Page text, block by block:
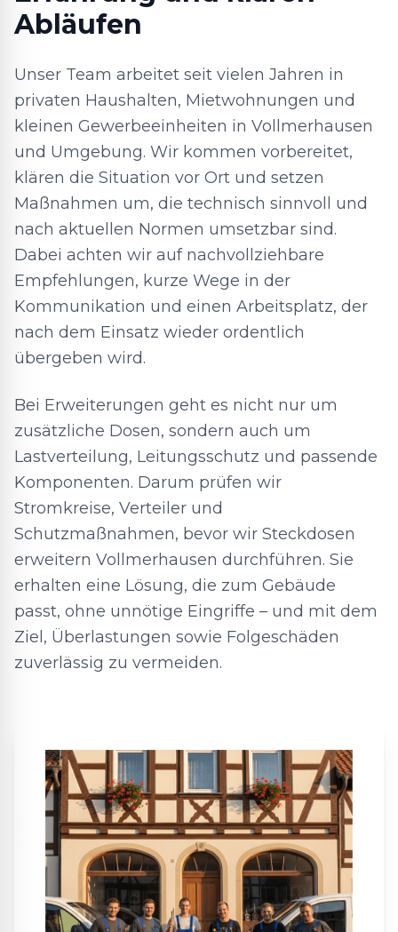
Abläufen
Unser Team arbeitet seit vielen Jahren in
privaten Haushalten, Mietwohnungen und
kleinen Gewerbeeinheiten in Vollmerhausen
und Umgebung. Wir kommen vorbereitet,
klären die Situation vor Ort und setzen
Maßnahmen um, die technisch sinnvoll und
nach aktuellen Normen umsetzbar sind.
Dabei achten wir auf nachvollziehbare
Empfehlungen, kurze Wege in der
Kommunikation und einen Arbeitsplatz, der
nach dem Einsatz wieder ordentlich
übergeben wird.
Bei Erweiterungen geht es nicht nur um
zusätzliche Dosen, sondern auch um
Lastverteilung, Leitungsschutz und passende
Komponenten. Darum prüfen wir
Stromkreise, Verteiler und
Schutzmaßnahmen, bevor wir Steckdosen
erweitern Vollmerhausen durchführen. Sie
erhalten eine Lösung, die zum Gebäude
passt, ohne unnötige Eingriffe – und mit dem
Ziel, Überlastungen sowie Folgeschäden
zuverlässig zu vermeiden.